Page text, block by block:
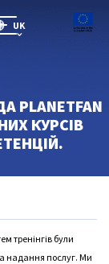
UK
PLANETFAN
КУРСІВ
тренінгів були
надання послуг. Ми